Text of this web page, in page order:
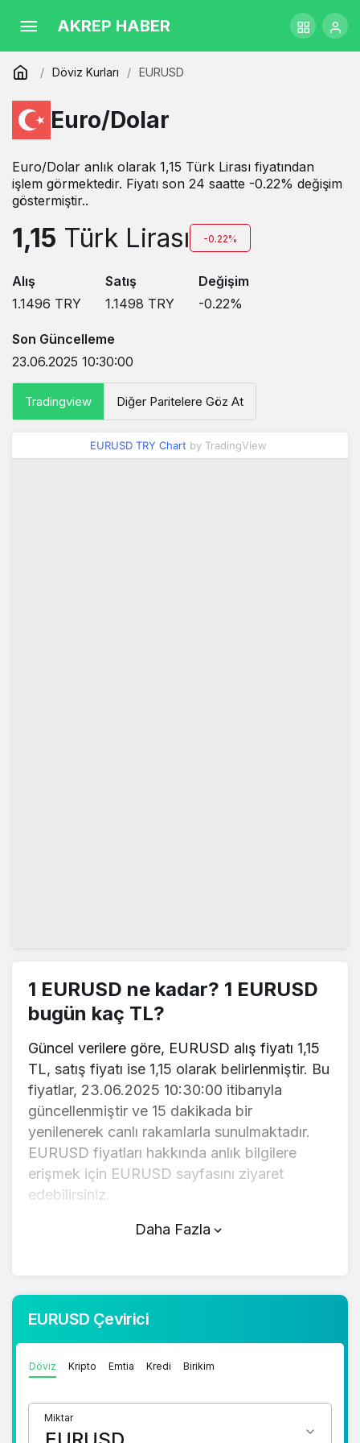
AKREP HABER
Döviz Kurları EURUSD
Euro/Dolar
Euro/Dolar anlık olarak 1,15 Türk Lirası fiyatından
işlem görmektedir. Fiyatı son 24 saatte -0.22% değişim
göstermiştir..
1,15 Türk Lirası -0.22%
Alış
1.1496 TRY
Satış
1.1498 TRY
Değişim
-0.22%
Son Güncelleme
23.06.2025 10:30:00
Tradingview Diğer Paritelere Göz At
EURUSD TRY Chart by TradingView
1 EURUSD ne kadar? 1 EURUSD
bugün kaç TL?
Güncel verilere göre, EURUSD alış fiyatı 1,15
TL, satış fiyatı ise 1,15 olarak belirlenmiştir. Bu
fiyatlar, 23.06.2025 10:30:00 itibarıyla
güncellenmiştir ve 15 dakikada bir
yenilenerek canlı rakamlarla sunulmaktadır.
EURUSD fiyatları hakkında anlık bilgilere
erişmek için EURUSD sayfasını ziyaret
edebilirsiniz.
EURUSD (TL) fiyatı bugün yükseldi.
hacmi 0. Fiyatı son 24 saatte -0,220000
değişim göstermiştir..
EURUSD hesaplama işlemleri için, sayfanın
mevcut fiyatlar üzerinden hızlı ve kolay bir
şekilde çevirme işlemlerinizi
Daha Fazla
EURUSD Çevirici
Döviz Kripto Emtia Kredi Birikim
Miktar